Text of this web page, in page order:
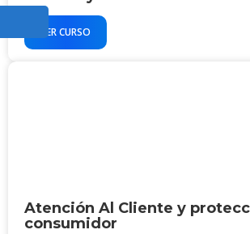
VER CURSO
Atención Al Cliente y
consumidor